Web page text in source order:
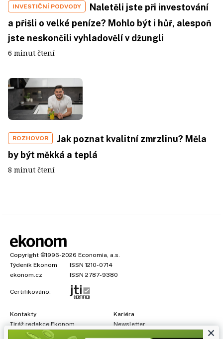
INVESTIČNÍ PODVODY
Naletěli jste při investování
a přišli o velké peníze? Mohlo být i hůř, alespoň
jste neskončili vyhladovělí v džungli
6 minut čtení
ROZHOVOR
Jak poznat kvalitní zmrzlinu? Měla
by být měkká a teplá
8 minut čtení
Copyright ©1996-2026 Economia, a.s.
Týdeník Ekonom
ISSN 1210-0714
ekonom.cz
ISSN 2787-9380
Certifikováno:
Kontakty
Tiráž redakce Ekonom
Předplatné
Kariéra
Newsletter
×